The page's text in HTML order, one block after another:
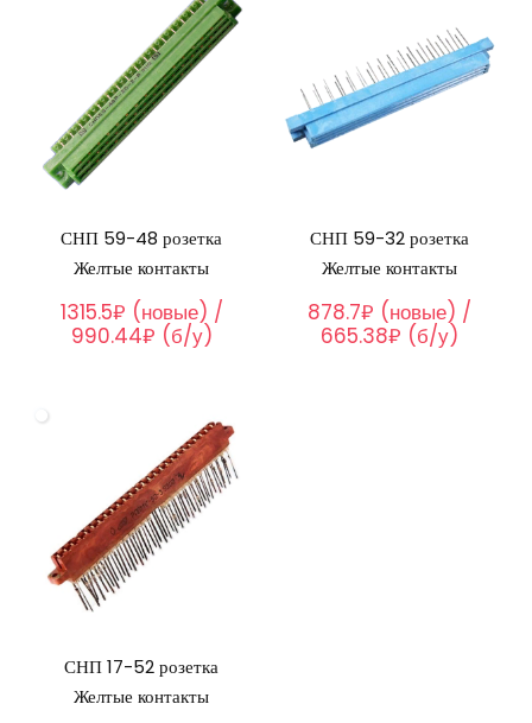
СНП 59-48 розетка
Желтые контакты
1315.5₽ (новые) /
990.44₽ (б/у)
СНП 59-32 розетка
Желтые контакты
878.7₽ (новые) /
665.38₽ (б/у)
СНП 17-52 розетка
Желтые контакты